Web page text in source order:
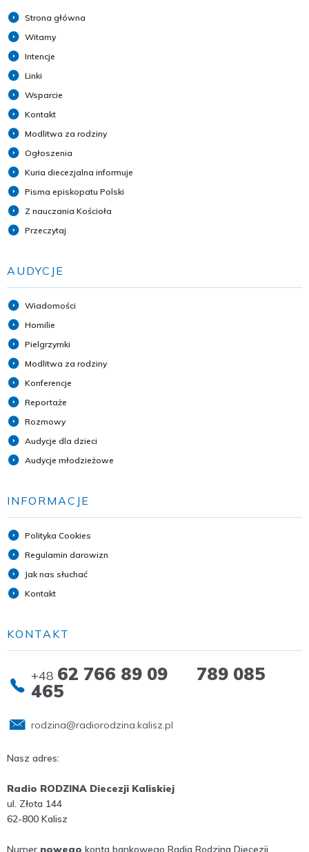
Strona główna
Witamy
Intencje
Linki
Wsparcie
Kontakt
Modlitwa za rodziny
Ogłoszenia
Kuria diecezjalna informuje
Pisma episkopatu Polski
Z nauczania Kościoła
Przeczytaj
AUDYCJE
Wiadomości
Homilie
Pielgrzymki
Modlitwa za rodziny
Konferencje
Reportaże
Rozmowy
Audycje dla dzieci
Audycje młodzieżowe
INFORMACJE
Polityka Cookies
Regulamin darowizn
Jak nas słuchać
Kontakt
KONTAKT
+48 62 766 89 09 789 085
465
rodzina@radiorodzina.kalisz.pl
Nasz adres:
Radio RODZINA Diecezji Kaliskiej
ul. Złota 144
62-800 Kalisz
Numer nowego konta bankowego Radia Rodzina Diecezji